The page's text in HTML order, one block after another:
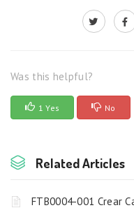
Was this helpful?
1 Yes No
Related Articles
FTB0004-001 Crear